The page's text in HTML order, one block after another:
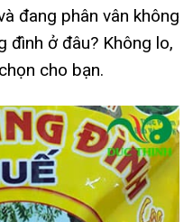
đang phân vân không
đình ở đâu? Không lo,
cho bạn.